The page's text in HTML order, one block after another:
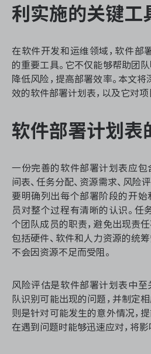
服务台和工单管理
IPD 研发管理
ASPICE 研发管理
ONES 资讯
利实施的关键工
在软件开发和运维领域，软件部
的重要工具。它不仅能够帮助团
降低风险，提高部署效率。本文
效的软件部署计划表，以及它对项
软件部署计划表
一份完善的软件部署计划表应包
间表、任务分配、资源需求、风险
要明确列出每个部署阶段的开始
员对整个过程有清晰的认识。任
个团队成员的职责，避免出现责
包括硬件、软件和人力资源的统
不会因资源不足而受阻。
风险评估是软件部署计划表中至
队识别可能出现的问题，并制定
则是针对可能发生的意外情况，
在遇到问题时能够迅速应对，将影